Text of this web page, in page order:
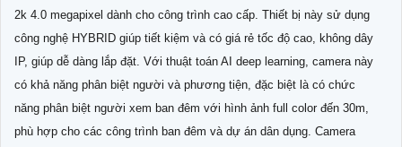
2k 4.0 megapixel dành cho công trình cao cấp. Thiết bị này sử dụng
công nghệ HYBRID giúp tiết kiệm và có giá rẻ tốc độ cao, không dây
IP, giúp dễ dàng lắp đặt. Với thuật toán AI deep learning, camera này
có khả năng phân biệt người và phương tiện, đặc biệt là có chức
năng phân biệt người xem ban đêm với hình ảnh full color đến 30m,
phù hợp cho các công trình ban đêm và dự án dân dụng. Camera